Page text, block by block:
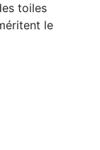
toiles
le